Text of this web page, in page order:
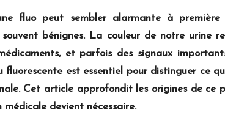
fluo peut sembler alarmante à
bénignes. La couleur de notre urine
et parfois des signaux
est essentiel pour distinguer ce
Cet article approfondit les origines de ce
médicale devient nécessaire.